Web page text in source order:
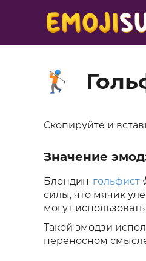
🏌🏼
Скопируйте и
Значение
Блондин-гольфист
силы, что мячик
могут
Такой эмодзи
переносном